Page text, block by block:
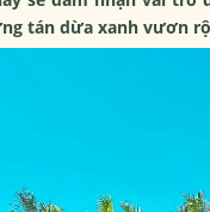
tán dừa xanh vươn